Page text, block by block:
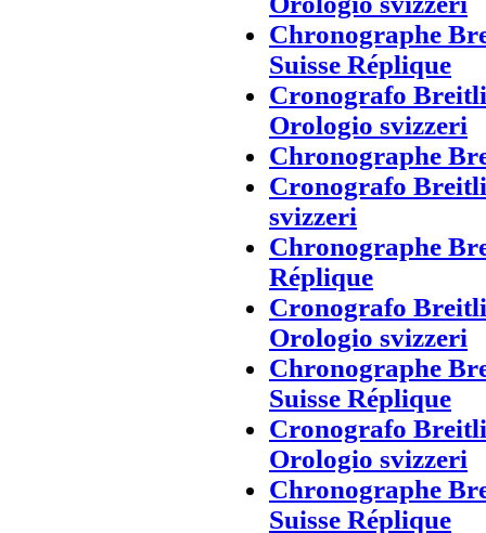
Chronographe
Suisse Réplique
Cronografo
Orologio svizzeri
Chronographe
Cronografo
svizzeri
Chronographe
Réplique
Cronografo
Orologio svizzeri
Chronographe
Suisse Réplique
Cronografo
Orologio svizzeri
Chronographe
Suisse Réplique